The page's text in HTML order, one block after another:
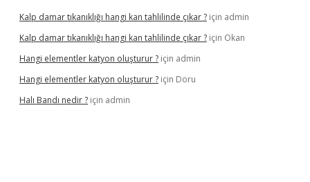
Kalp damar tıkanıklığı hangi kan tahlilinde çıkar ? için admin
Kalp damar tıkanıklığı hangi kan tahlilinde çıkar ? için Okan
Hangi elementler katyon oluşturur ? için admin
Hangi elementler katyon oluşturur ? için Doru
Halı Bandı nedir ? için admin